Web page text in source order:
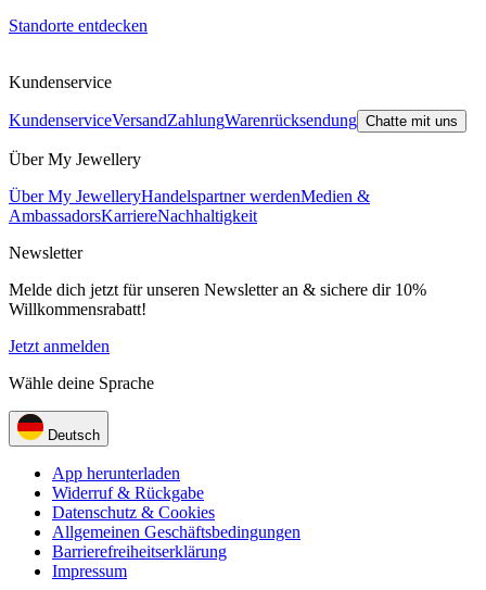
Standorte entdecken
Kundenservice
KundenserviceVersandZahlungWarenrücksendung Chatte mit uns
Über My Jewellery
Über My JewelleryHandelspartner werdenMedien &
AmbassadorsKarriereNachhaltigkeit
Newsletter
Melde dich jetzt für unseren Newsletter an & sichere dir 10%
Willkommensrabatt!
Jetzt anmelden
Wähle deine Sprache
Deutsch
App herunterladen
Widerruf & Rückgabe
Datenschutz & Cookies
Allgemeinen Geschäftsbedingungen
Barrierefreiheitserklärung
Impressum